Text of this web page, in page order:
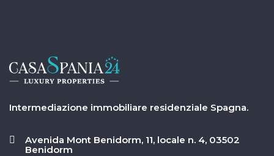
Intermediazione immobiliare residenziale Spagna.
Avenida Mont Benidorm, 11, locale n. 4, 03502
Benidorm